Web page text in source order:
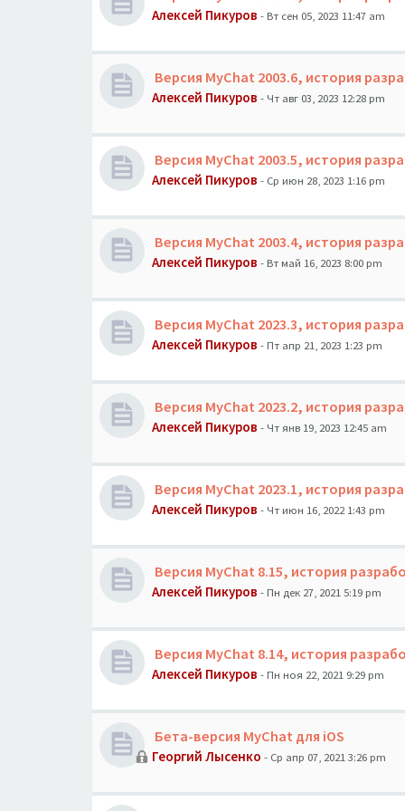
Алексей Пикуров - Вт сен 05, 2023 11:47 am
Версия MyChat 2003.6, история
Алексей Пикуров - Чт авг 03, 2023 12:28 pm
Версия MyChat 2003.5, история
Алексей Пикуров - Ср июн 28, 2023 1:16 pm
Версия MyChat 2003.4, история
Алексей Пикуров - Вт май 16, 2023 8:00 pm
Версия MyChat 2023.3, история
Алексей Пикуров - Пт апр 21, 2023 1:23 pm
Версия MyChat 2023.2, история
Алексей Пикуров - Чт янв 19, 2023 12:45 am
Версия MyChat 2023.1, история
Алексей Пикуров - Чт июн 16, 2022 1:43 pm
Версия MyChat 8.15, история
Алексей Пикуров - Пн дек 27, 2021 5:19 pm
Версия MyChat 8.14, история
Алексей Пикуров - Пн ноя 22, 2021 9:29 pm
Бета-версия MyChat для iOS
Георгий Лысенко - Ср апр 07, 2021 3:26 pm